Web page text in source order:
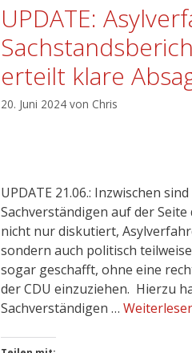
UPDATE:
erteilt klare
20. Juni 2024 von Chris
UPDATE 21.06.: Inzwischen
Sachverständigen auf der
nicht nur diskutiert,
sondern auch politisch
sogar geschafft, ohne eine
der CDU einzuziehen. Hierzu
Sachverständigen …